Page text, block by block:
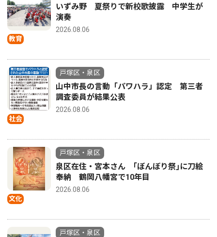
教育
いずみ野 夏祭りで新校歌披露 中学生が
演奏
2026.08.06
社会
戸塚区・泉区
山中市長の言動「パワハラ」認定 第三者
調査委員が結果公表
2026.08.06
文化
戸塚区・泉区
泉区在住・宮本さん ｢ぼんぼり祭｣に刀絵
奉納 鶴岡八幡宮で10年目
2026.08.06
戸塚区・泉区